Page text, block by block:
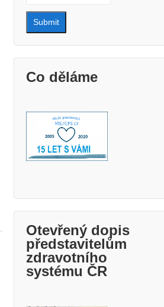
Co děláme
Otevřený dopis
představitelům
zdravotního
systému ČR